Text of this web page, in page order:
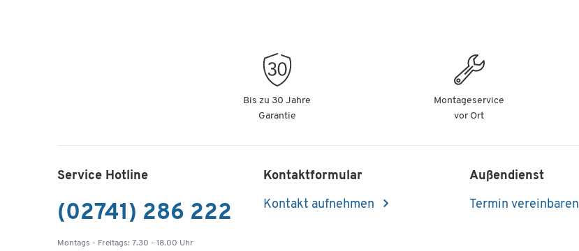
Bis zu 30 Jahre
Garantie
Montageservice
vor Ort
Service Hotline
(02741) 286 222
Montags - Freitags: 7.30 - 18.00 Uhr
Kontaktformular
Kontakt aufnehmen
Außendienst
Termin vereinbaren